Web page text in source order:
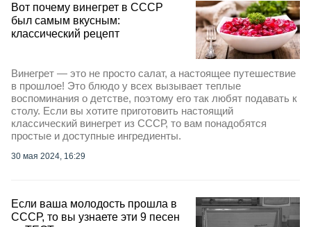
Вот почему винегрет в СССР
был самым вкусным:
классический рецепт
Винегрет — это не просто салат, а настоящее путешествие
в прошлое! Это блюдо у всех вызывает теплые
воспоминания о детстве, поэтому его так любят подавать к
столу. Если вы хотите приготовить настоящий
классический винегрет из СССР, то вам понадобятся
простые и доступные ингредиенты.
30 мая 2024, 16:29
Если ваша молодость прошла в
СССР, то вы узнаете эти 9 песен